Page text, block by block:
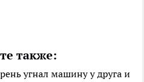
также:
угнал машину у друга и